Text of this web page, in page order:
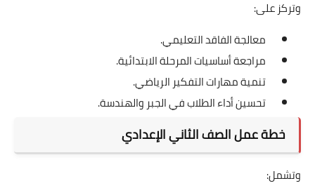
وتركز على:
معالجة الفاقد التعليمي.
مراجعة أساسيات المرحلة الابتدائية.
تنمية مهارات التفكير الرياضي.
تحسين أداء الطلاب في الجبر والهندسة.
خطة عمل الصف الثاني الإعدادي
وتشمل: